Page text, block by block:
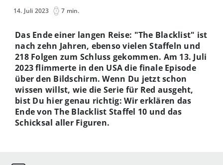
14. Juli 2023 7 min.
Das Ende einer langen Reise: "The Blacklist" ist
nach zehn Jahren, ebenso vielen Staffeln und
218 Folgen zum Schluss gekommen. Am 13. Juli
2023 flimmerte in den USA die finale Episode
über den Bildschirm. Wenn Du jetzt schon
wissen willst, wie die Serie für Red ausgeht,
bist Du hier genau richtig: Wir erklären das
Ende von The Blacklist Staffel 10 und das
Schicksal aller Figuren.